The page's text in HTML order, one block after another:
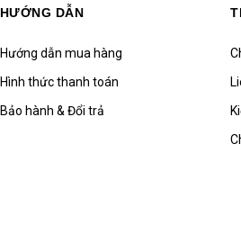
HƯỚNG DẪN
Hướng dẫn mua hàng
Hình thức thanh toán
Bảo hành & Đổi trả